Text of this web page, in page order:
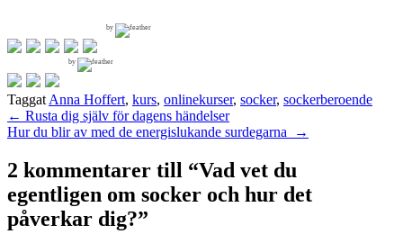
by
by
Taggat Anna Hoffert, kurs, onlinekurser, socker, sockerberoende
Inläggsnavigering
← Rusta dig själv för dagens händelser
Hur du blir av med de energislukande surdegarna
→
2 kommentarer till “Vad vet du
egentligen om socker och hur det
påverkar dig?”